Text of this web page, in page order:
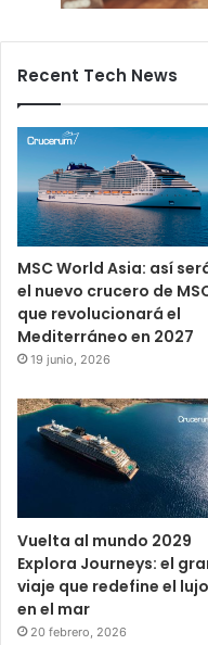
Recent Tech News
MSC World Asia: así
el nuevo crucero de
que revolucionará el
Mediterráneo en 2027
19 junio, 2026
Vuelta al mundo 2029
Explora Journeys: el
viaje que redefine el lujo
en el mar
20 febrero, 2026